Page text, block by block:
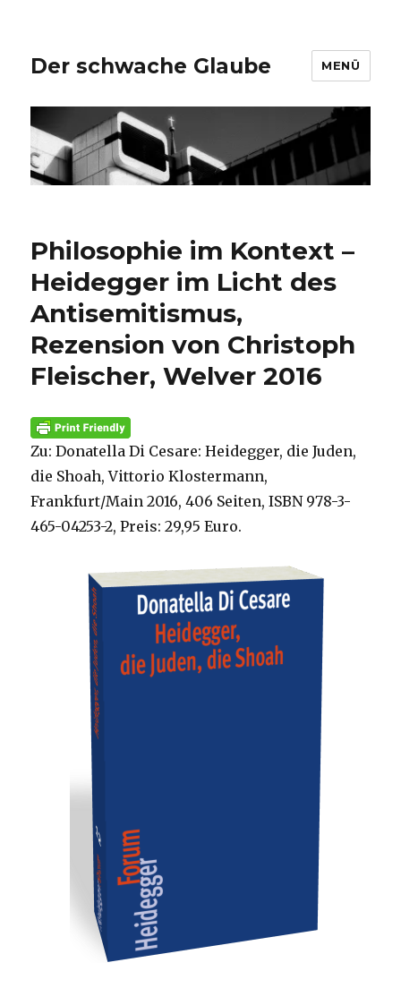
Der schwache Glaube MENÜ
Philosophie im Kontext –
Heidegger im Licht des
Antisemitismus,
Rezension von Christoph
Fleischer, Welver 2016
Zu: Donatella Di Cesare: Heidegger, die Juden,
die Shoah, Vittorio Klostermann,
Frankfurt/Main 2016, 406 Seiten, ISBN 978-3-
465-04253-2, Preis: 29,95 Euro.